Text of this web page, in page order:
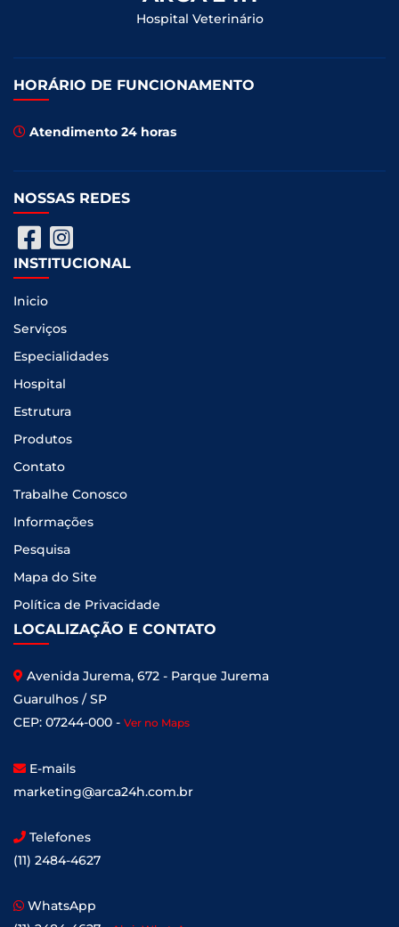
Hospital Veterinário
HORÁRIO DE FUNCIONAMENTO
Atendimento 24 horas
NOSSAS REDES
INSTITUCIONAL
Inicio
Serviços
Especialidades
Hospital
Estrutura
Produtos
Contato
Trabalhe Conosco
Informações
Pesquisa
Mapa do Site
Política de Privacidade
LOCALIZAÇÃO E CONTATO
Avenida Jurema, 672 - Parque Jurema
Guarulhos / SP
CEP: 07244-000 - Ver no Maps
E-mails
marketing@arca24h.com.br
Telefones
(11) 2484-4627
WhatsApp